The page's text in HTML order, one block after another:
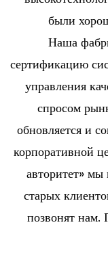
были
Наша
сертификацию
управления
спросом
обновляется и
корпоративной
авторитет»
старых
позвонят нам.